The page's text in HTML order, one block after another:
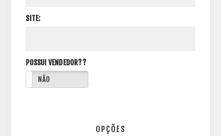
SITE:
POSSUI VENDEDOR??
NÃO
OPÇÕES